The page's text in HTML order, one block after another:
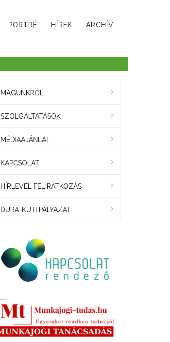
PORTRÉ HÍREK ARCHÍV
MAGUNKRÓL
SZOLGÁLTATÁSOK
MÉDIAAJÁNLAT
KAPCSOLAT
HÍRLEVÉL FELIRATKOZÁS
DURA-KUTI PÁLYÁZAT